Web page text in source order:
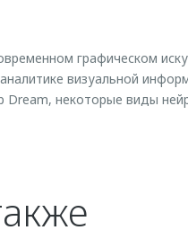
графическом
визуальной
Dream, некоторые виды